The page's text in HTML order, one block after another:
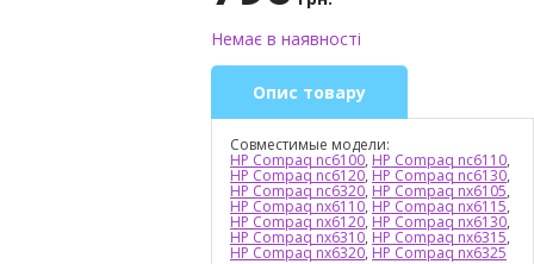
Немає в наявності
Опис товару
Совместимые модели:
HP Compaq nc6100, HP Compaq nc6110,
HP Compaq nc6120, HP Compaq nc6130,
HP Compaq nc6320, HP Compaq nx6105,
HP Compaq nx6110, HP Compaq nx6115,
HP Compaq nx6120, HP Compaq nx6130,
HP Compaq nx6310, HP Compaq nx6315,
HP Compaq nx6320, HP Compaq nx6325